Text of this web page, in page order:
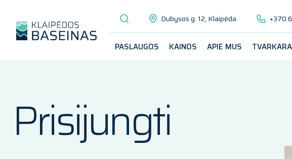
Dubysos g. 12, Klaipėda +370
PASLAUGOS KAINOS APIE MUS
Prisijungti